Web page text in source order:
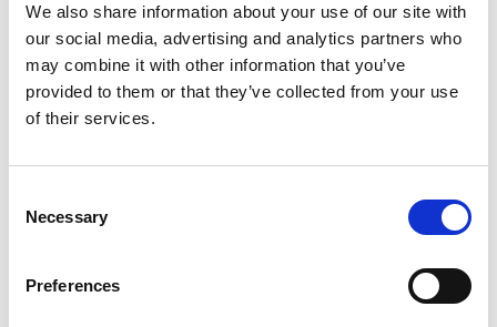
We also share information about your use of our site with
our social media, advertising and analytics partners who
may combine it with other information that you’ve
provided to them or that they’ve collected from your use
of their services.
Selection
Necessary
Preferences
Tors 27 Aug. 18:00